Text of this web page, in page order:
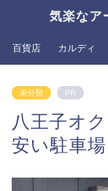
気楽なア
百貨店 カルディ
未分類 PR
八王子オ
安い駐車